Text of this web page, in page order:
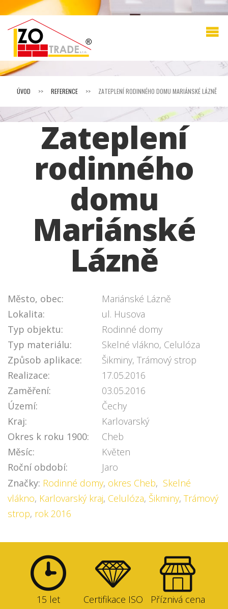
ÚVOD >> REFERENCE >> ZATEPLENÍ RODINNÉHO DOMU MARIÁNSKÉ LÁZNĚ
Zateplení
rodinného
domu
Mariánské
Lázně
Město, obec:
Mariánské Lázně
Lokalita:
ul. Husova
Typ objektu:
Rodinné domy
Typ materiálu:
Skelné vlákno, Celulóza
Způsob aplikace:
Šikminy, Trámový strop
Realizace:
17.05.2016
Zaměření:
03.05.2016
Území:
Čechy
Kraj:
Karlovarský
Okres k roku 1900:
Cheb
Měsíc:
Květen
Roční období:
Jaro
Značky: Rodinné domy, okres Cheb, Skelné
vlákno, Karlovarský kraj, Celulóza, Šikminy, Trámový
strop, rok 2016
15 let
Certifikace ISO Příznivá cena